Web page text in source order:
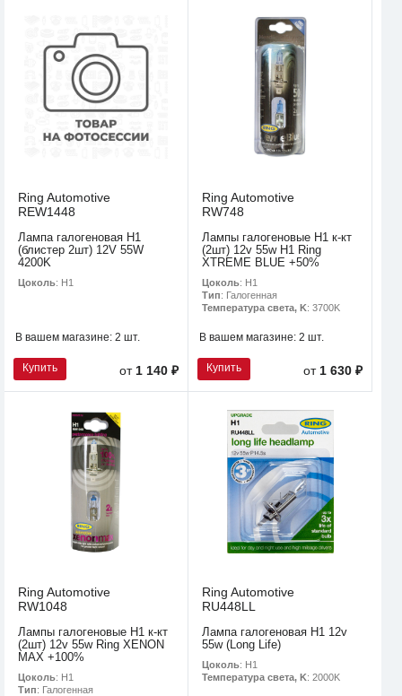
Ring Automotive
REW1448
Лампа галогеновая H1
(блистер 2шт) 12V 55W
4200K
Цоколь: H1
В вашем магазине: 2 шт.
Купить от 1 140 ₽
Ring Automotive
RW748
Лампы галогеновые H1 к-кт
(2шт) 12v 55w H1 Ring
XTREME BLUE +50%
Цоколь: H1
Тип: Галогенная
Температура света, K: 3700K
В вашем магазине: 2 шт.
Купить от 1 630 ₽
Ring Automotive
RW1048
Лампы галогеновые H1 к-кт
(2шт) 12v 55w Ring XENON
MAX +100%
Цоколь: H1
Тип: Галогенная
Ring Automotive
RU448LL
Лампа галогеновая H1 12v
55w (Long Life)
Цоколь: H1
Температура света, K: 2000K